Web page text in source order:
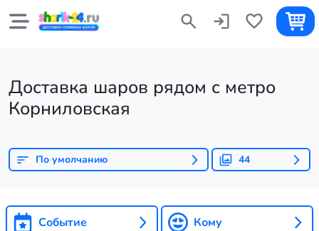
Доставка шаров рядом с метро
Корниловская
По умолчанию 44
Событие Кому